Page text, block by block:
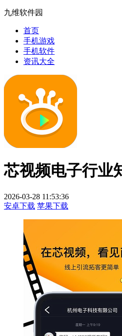
九维软件园
首页
手机游戏
手机软件
资讯大全
芯视频电子行业
2026-03-28 11:53:36
安卓下载 苹果下载